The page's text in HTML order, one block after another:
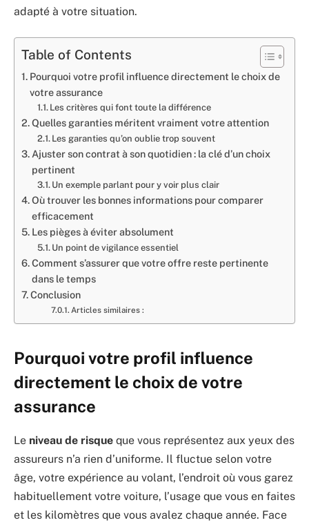
adapté à votre situation.
Table of Contents
Pourquoi votre profil influence directement le choix de
votre assurance
Les critères qui font toute la différence
Quelles garanties méritent vraiment votre attention
Les garanties qu’on oublie trop souvent
Ajuster son contrat à son quotidien : la clé d’un choix
pertinent
Un exemple parlant pour y voir plus clair
Où trouver les bonnes informations pour comparer
efficacement
Les pièges à éviter absolument
Un point de vigilance essentiel
Comment s’assurer que votre offre reste pertinente
dans le temps
Conclusion
Articles similaires :
Pourquoi votre profil influence
directement le choix de votre
assurance
Le niveau de risque que vous représentez aux yeux des
assureurs n’a rien d’uniforme. Il fluctue selon votre
âge, votre expérience au volant, l’endroit où vous garez
habituellement votre voiture, l’usage que vous en faites
et les kilomètres que vous avalez chaque année. Face